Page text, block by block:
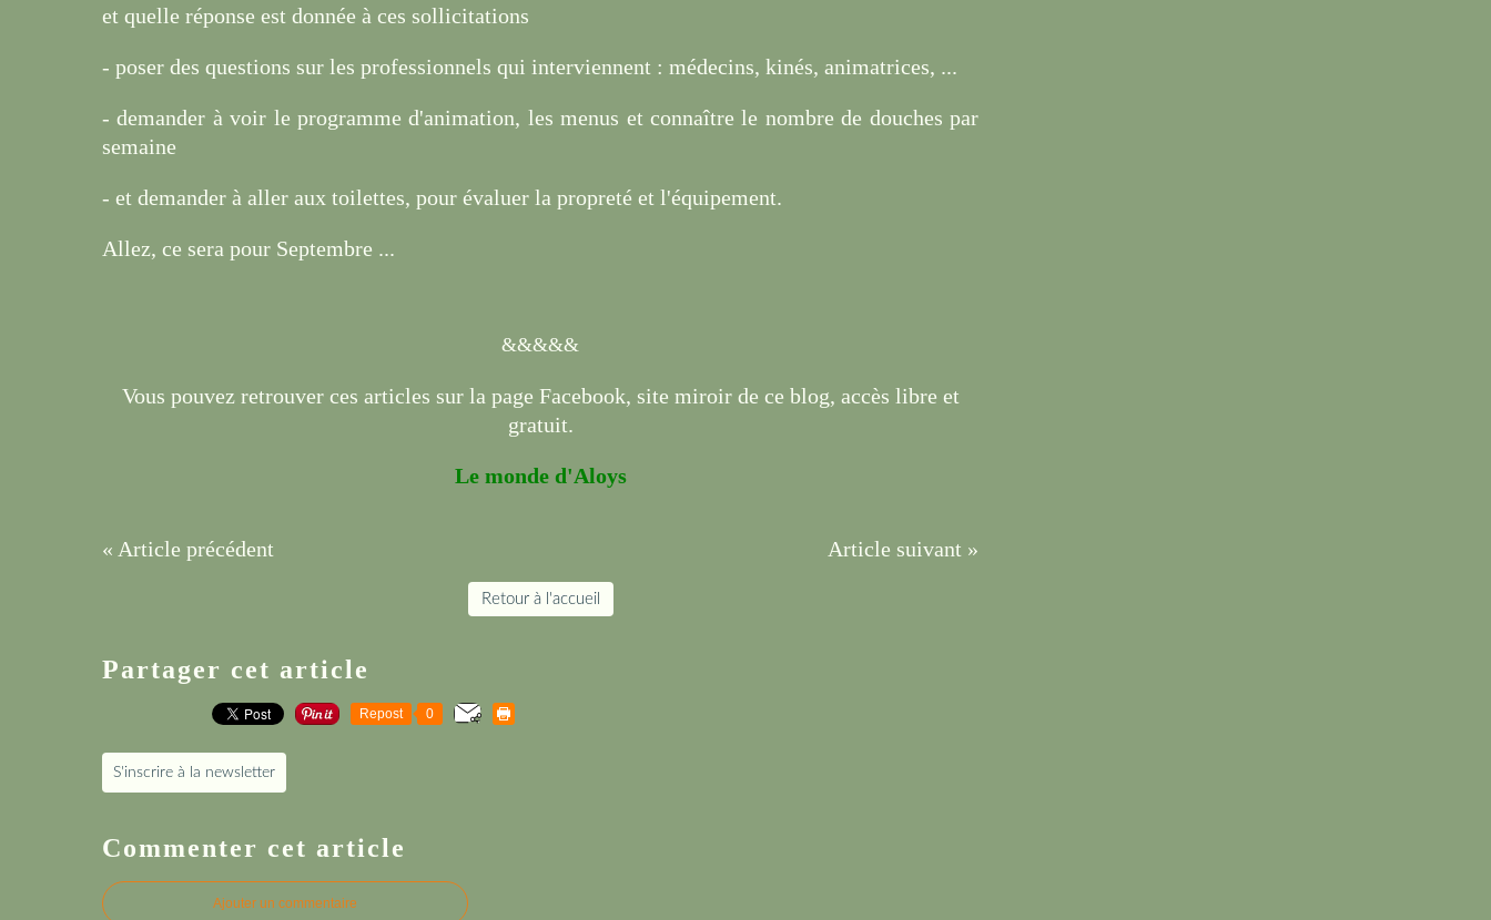
et quelle réponse est donnée à ces sollicitations
- poser des questions sur les professionnels qui interviennent : médecins, kinés, animatrices, ...
- demander à voir le programme d'animation, les menus et connaître le nombre de douches par
semaine
- et demander à aller aux toilettes, pour évaluer la propreté et l'équipement.
Allez, ce sera pour Septembre ...
&&&&&
Vous pouvez retrouver ces articles sur la page Facebook, site miroir de ce blog, accès libre et
gratuit.
Le monde d'Aloys
« Article précédent Article suivant »
Retour à l'accueil
Partager cet article
Repost 0
S'inscrire à la newsletter
Commenter cet article
Ajouter un commentaire